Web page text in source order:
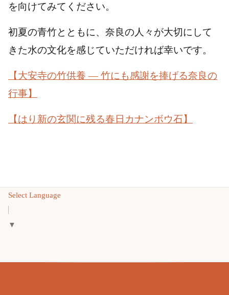
を向けてみてください。
初夏の青竹とともに、奈良の人々が大切にして
きた水の文化を感じていただければ幸いです。
【大安寺の竹供養 ― 竹にも感謝を捧げる奈良の
行事】
【はり新の玄関に残る春日カナンボウ石】
Select Language
▼